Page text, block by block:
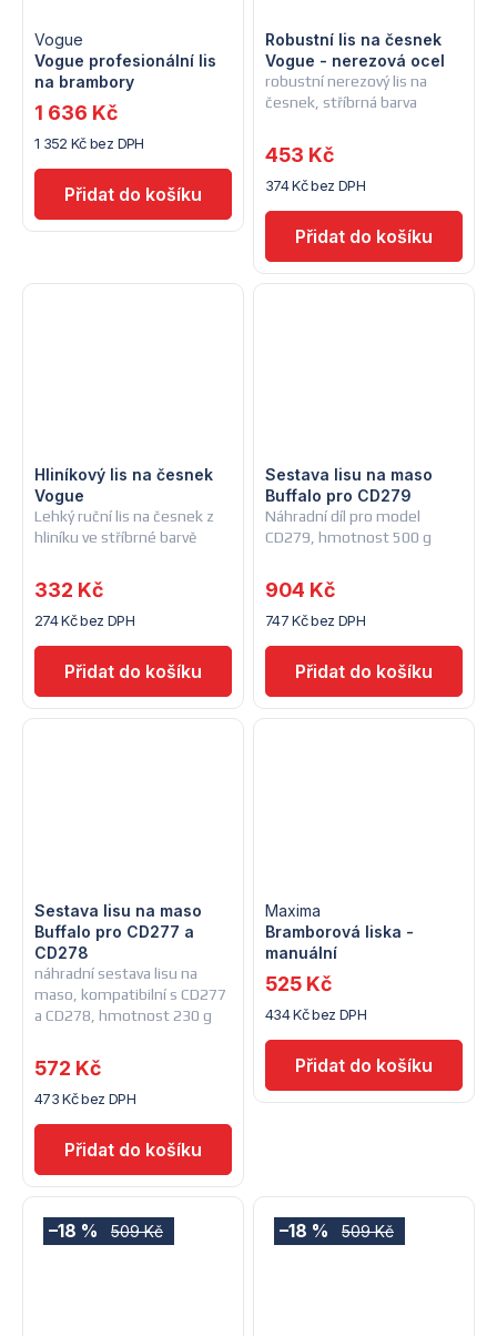
Vogue profesionální lis
na brambory
Vogue
1 352 Kč bez DPH
1 636 Kč
robustní nerezový lis na
česnek, stříbrná barva
Robustní lis na česnek
Vogue - nerezová ocel
374 Kč bez DPH
453 Kč
Lehký ruční lis na česnek z
hliníku ve stříbrné barvě
Hliníkový lis na česnek
Vogue
274 Kč bez DPH
332 Kč
Náhradní díl pro model
CD279, hmotnost 500 g
Sestava lisu na maso
Buffalo pro CD279
747 Kč bez DPH
904 Kč
náhradní sestava lisu na
maso, kompatibilní s CD277
a CD278, hmotnost 230 g
Sestava lisu na maso
Buffalo pro CD277 a
CD278
473 Kč bez DPH
572 Kč
Bramborová liska -
manuální
Maxima
434 Kč bez DPH
525 Kč
509 Kč
–18 % 509 Kč
–18 %